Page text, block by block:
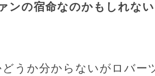
の宿命なのかもしれない
うか分からないがロバー